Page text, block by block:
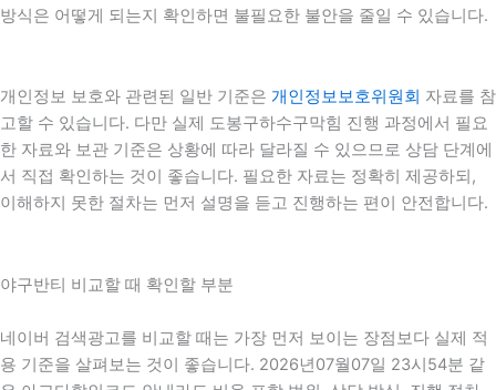
방식은 어떻게 되는지 확인하면 불필요한 불안을 줄일 수 있습니다.
개인정보 보호와 관련된 일반 기준은 개인정보보호위원회 자료를 참
고할 수 있습니다. 다만 실제 도봉구하수구막힘 진행 과정에서 필요
한 자료와 보관 기준은 상황에 따라 달라질 수 있으므로 상담 단계에
서 직접 확인하는 것이 좋습니다. 필요한 자료는 정확히 제공하되,
이해하지 못한 절차는 먼저 설명을 듣고 진행하는 편이 안전합니다.
야구반티 비교할 때 확인할 부분
네이버 검색광고를 비교할 때는 가장 먼저 보이는 장점보다 실제 적
용 기준을 살펴보는 것이 좋습니다. 2026년07월07일 23시54분 같